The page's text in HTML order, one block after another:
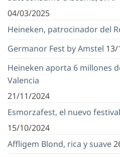
04/03/2025
Heineken, patrocinador del
Germanor Fest by Amstel
Heineken aporta 6 millones
Valencia
21/11/2024
Esmorzafest, el nuevo
15/10/2024
Affligem Blond, rica y suave